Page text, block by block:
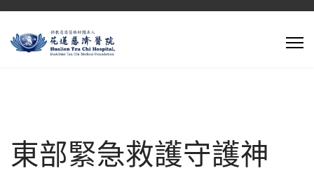
東部緊急救護守護神